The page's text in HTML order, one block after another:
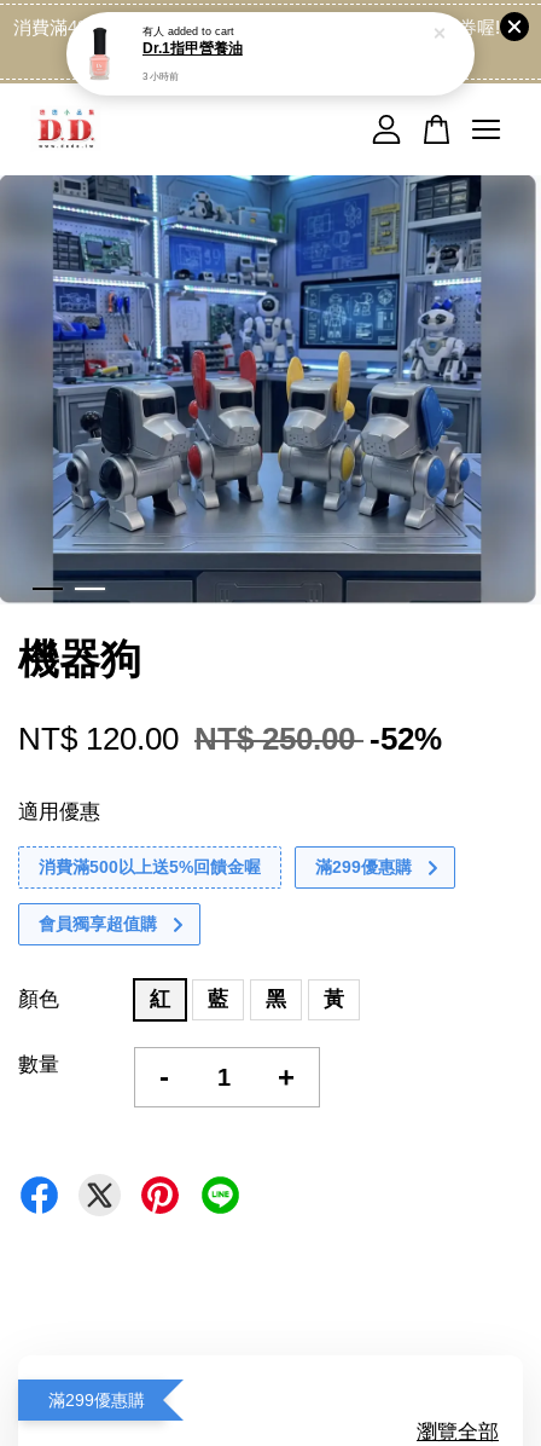
消費滿499免運喔, 記得加LINE:@dede168 領取專屬折扣券喔!
機器狗
NT$ 120.00 NT$ 250.00 -52%
適用優惠
消費滿500以上送5%回饋金喔 滿299優惠購
會員獨享超值購
顏色 紅 藍 黑 黃
數量 - +
滿299優惠購
瀏覽全部
您的購物車目前還是空的。
繼續購物